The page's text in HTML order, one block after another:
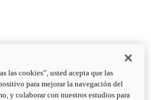
las cookies”, usted acepta que las
para mejorar la navegación del
y colaborar con nuestros estudios para